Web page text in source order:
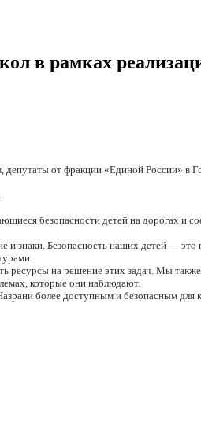
в рамках
от фракции «Единой России» в
безопасности детей на дорогах и
и знаки. Безопасность наших детей —
ресурсы на решение этих задач. Мы
которые они наблюдают.
более доступным и безопасным для